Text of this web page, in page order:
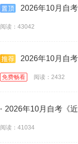
2026年10月自
阅读：43042
2026年10月自
免费畅看 阅读：2432
· 2026年10月自考《
阅读：41034